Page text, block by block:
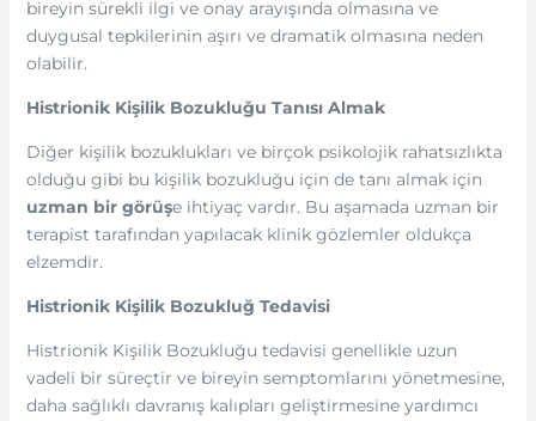
bireyin sürekli ilgi ve onay arayışında olmasına ve
duygusal tepkilerinin aşırı ve dramatik olmasına neden
olabilir.
Histrionik Kişilik Bozukluğu Tanısı Almak
Diğer kişilik bozuklukları ve birçok psikolojik rahatsızlıkta
olduğu gibi bu kişilik bozukluğu için de tanı almak için
uzman bir görüşe ihtiyaç vardır. Bu aşamada uzman bir
terapist tarafından yapılacak klinik gözlemler oldukça
elzemdir.
Histrionik Kişilik Bozukluğ Tedavisi
Histrionik Kişilik Bozukluğu tedavisi genellikle uzun
vadeli bir süreçtir ve bireyin semptomlarını yönetmesine,
daha sağlıklı davranış kalıpları geliştirmesine yardımcı